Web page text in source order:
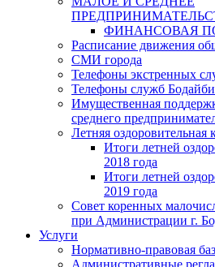
ФИНАНСОВАЯ
Расписание движения
СМИ города
Телефоны экстренных
Телефоны служб
Имущественная
среднего
Летняя оздоровительная
Итоги летней
2018 года
Итоги летней
2019 года
Совет коренных
при Администрации г.
Услуги
Нормативно-правовая
Административные